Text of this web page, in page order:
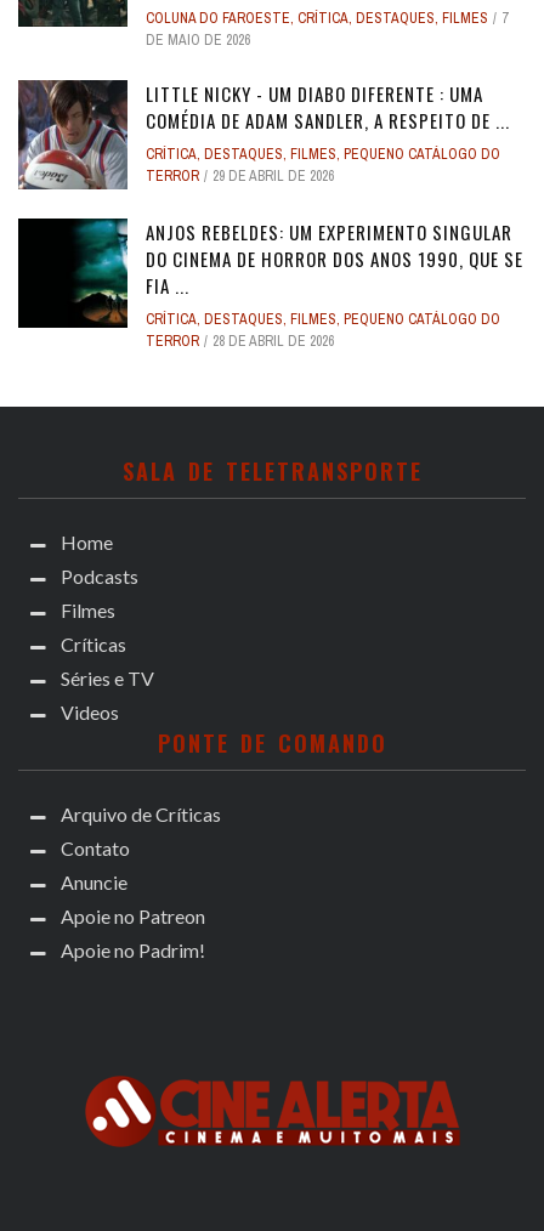
COLUNA DO FAROESTE, CRÍTICA, DESTAQUES, FILMES
7
DE MAIO DE 2026
LITTLE NICKY - UM DIABO DIFERENTE : UMA
COMÉDIA DE ADAM SANDLER, A RESPEITO DE ...
CRÍTICA, DESTAQUES, FILMES, PEQUENO CATÁLOGO DO
TERROR
29 DE ABRIL DE 2026
ANJOS REBELDES: UM EXPERIMENTO SINGULAR
DO CINEMA DE HORROR DOS ANOS 1990, QUE SE
FIA ...
CRÍTICA, DESTAQUES, FILMES, PEQUENO CATÁLOGO DO
TERROR
28 DE ABRIL DE 2026
SALA DE TELETRANSPORTE
Home
Podcasts
Filmes
Críticas
Séries e TV
Videos
PONTE DE COMANDO
Arquivo de Críticas
Contato
Anuncie
Apoie no Patreon
Apoie no Padrim!